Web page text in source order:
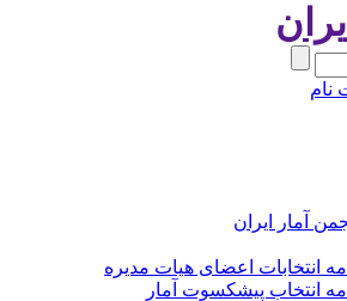
آمار ایران
انتخابات اعضای هیات مدیره
انتخاب پیشکسوت آمار